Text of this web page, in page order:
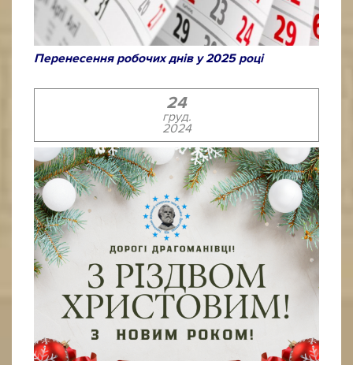
Перенесення робочих днів у 2025 році
24
груд.
2024